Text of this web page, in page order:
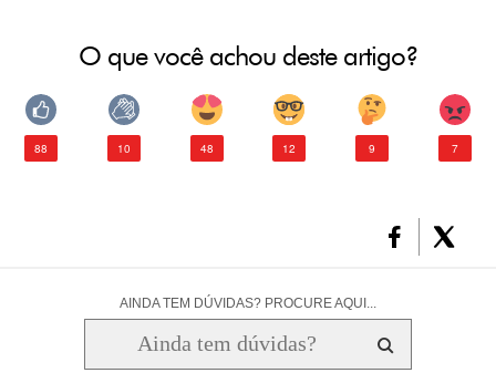
O que você achou deste artigo?
88 10 48 12 9 7
AINDA TEM DÚVIDAS? PROCURE AQUI...